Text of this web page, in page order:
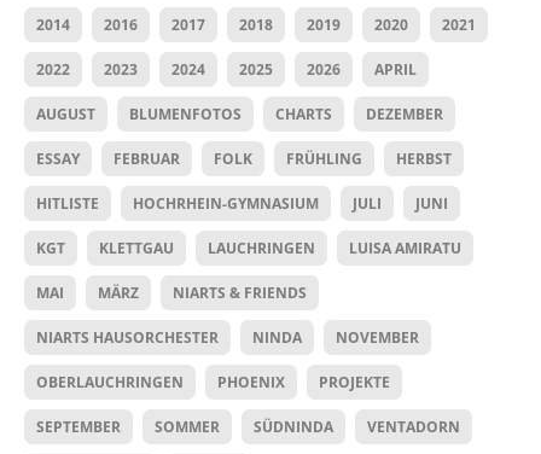
2014 2016 2017 2018 2019 2020 2021
2022 2023 2024 2025 2026 APRIL
AUGUST BLUMENFOTOS CHARTS DEZEMBER
ESSAY FEBRUAR FOLK FRÜHLING HERBST
HITLISTE HOCHRHEIN-GYMNASIUM JULI JUNI
KGT KLETTGAU LAUCHRINGEN LUISA AMIRATU
MAI MÄRZ NIARTS & FRIENDS
NIARTS HAUSORCHESTER NINDA NOVEMBER
OBERLAUCHRINGEN PHOENIX PROJEKTE
SEPTEMBER SOMMER SÜDNINDA VENTADORN